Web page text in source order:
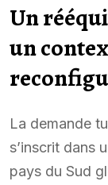
Un
un
La demande
s’inscrit dans
pays du Sud